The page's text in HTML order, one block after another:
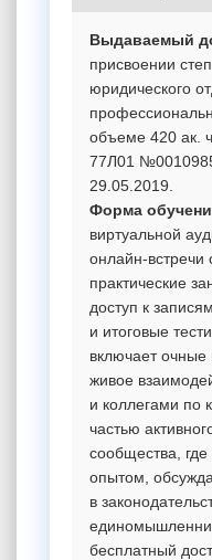
Выдаваемый
присвоении
юридического
объеме 420 ак.
77Л01
29.05.2019.
Форма
виртуальной
онлайн-встречи
практические
доступ к
и итоговые
включает
живое
и коллегами по
частью
сообщества,
опытом,
в
бесплатный